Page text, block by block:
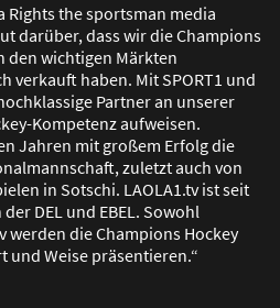
Rights the sportsman media
darüber, dass wir die Champions
den wichtigen Märkten
verkauft haben. Mit SPORT1 und
Partner an unserer
Kompetenz aufweisen.
Jahren mit großem Erfolg die
zuletzt auch von
in Sotschi. LAOLA1.tv ist seit
DEL und EBEL. Sowohl
werden die Champions Hockey
und Weise präsentieren.“